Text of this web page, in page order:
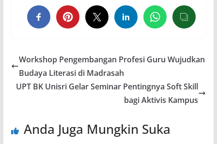
Workshop Pengembangan Profesi Guru Wujudkan
Budaya Literasi di Madrasah
UPT BK Unisri Gelar Seminar Pentingnya Soft Skill
bagi Aktivis Kampus
Anda Juga Mungkin Suka